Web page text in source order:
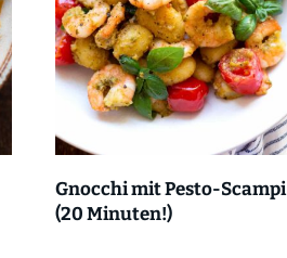
Gnocchi mit Pesto-Scampi
(20 Minuten!)